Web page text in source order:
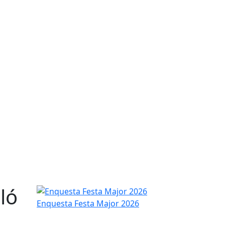
Enquesta Festa Major 2026
Enquesta Festa Major 2026